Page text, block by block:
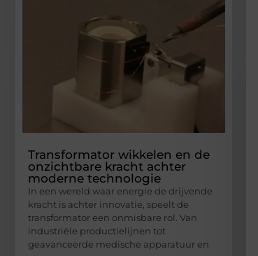
Transformator wikkelen en de
onzichtbare kracht achter
moderne technologie
In een wereld waar energie de drijvende
kracht is achter innovatie, speelt de
transformator een onmisbare rol. Van
industriële productielijnen tot
geavanceerde medische apparatuur en